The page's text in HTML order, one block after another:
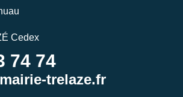
Cedex
74 74
trelaze.fr